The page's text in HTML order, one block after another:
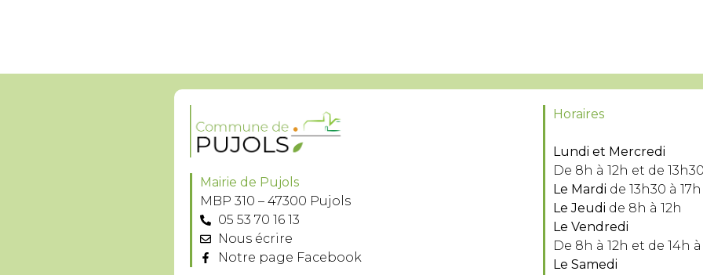
Mairie de Pujols
MBP 310 – 47300 Pujols
05 53 70 16 13
Nous écrire
Notre page Facebook
Horaires
Lundi et Mercredi
De 8h à 12h et de
Le Mardi de 13h30 à 17h
Le Jeudi de 8h à 12h
Le Vendredi
De 8h à 12h et de 14h à
Le Samedi